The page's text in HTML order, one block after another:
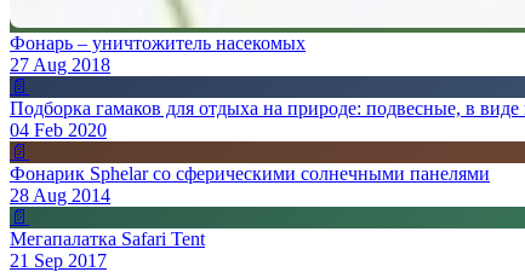
Фонарь – уничтожитель насекомых
27 Aug 2018
📄
Подборка гамаков для отдыха на природе: подвесные, в виде
04 Feb 2020
📄
Фонарик Sphelar со сферическими солнечными панелями
28 Aug 2014
📄
Мегапалатка Safari Tent
21 Sep 2017